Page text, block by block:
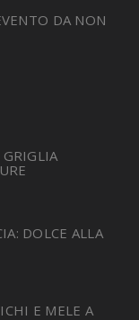
DA NON
GRIGLIA
DOLCE ALLA
E MELE A